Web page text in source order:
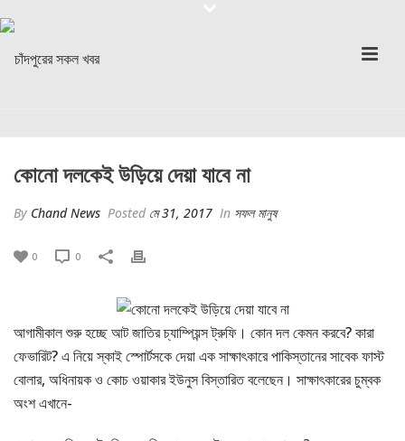
কোনো দলকেই উড়িয়ে দেয়া যাবে না
By Chand News Posted মে 31, 2017 In সফল মানুষ
0 0
আগামীকাল শুরু হচ্ছে আট জাতির চ্যাম্পিয়ন্স ট্রুফি। কোন দল কেমন করবে? কারা
ফেভারিট? এ নিয়ে স্কাই স্পোর্টসকে দেয়া এক সাক্ষাৎকারে পাকিস্তানের সাবেক ফাস্ট
বোলার, অধিনায়ক ও কোচ ওয়াকার ইউনুস বিস্তারিত বলেছেন। সাক্ষাৎকারের চুম্বক
অংশ এখানে-